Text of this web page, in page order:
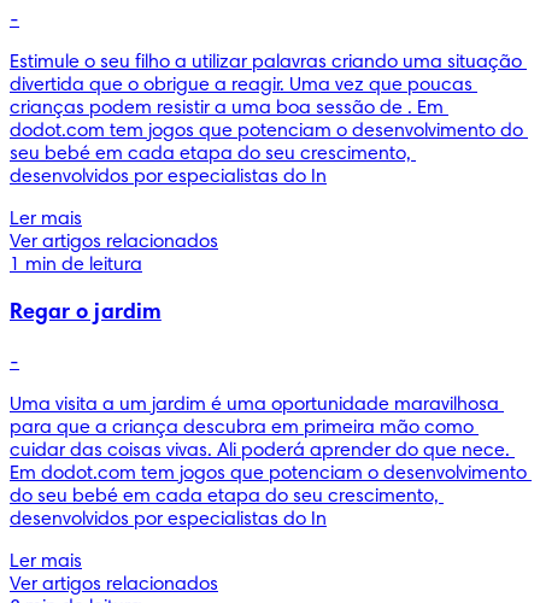
-
Estimule o seu filho a utilizar palavras criando uma situação
divertida que o obrigue a reagir. Uma vez que poucas
crianças podem resistir a uma boa sessão de . Em
dodot.com tem jogos que potenciam o desenvolvimento do
seu bebé em cada etapa do seu crescimento,
desenvolvidos por especialistas do In
Ler mais
Ver artigos relacionados
1 min de leitura
Regar o jardim
-
Uma visita a um jardim é uma oportunidade maravilhosa
para que a criança descubra em primeira mão como
cuidar das coisas vivas. Ali poderá aprender do que nece.
Em dodot.com tem jogos que potenciam o desenvolvimento
do seu bebé em cada etapa do seu crescimento,
desenvolvidos por especialistas do In
Ler mais
Ver artigos relacionados